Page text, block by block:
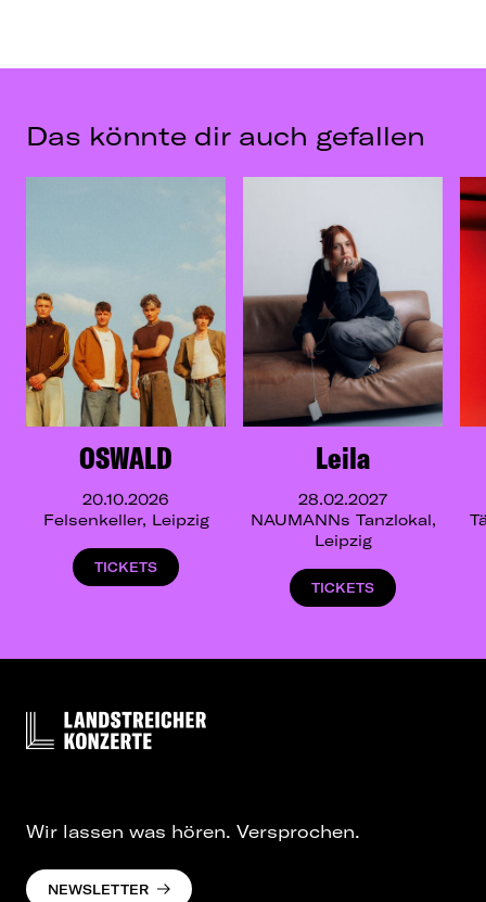
Das könnte dir auch gefallen
OSWALD
20.10.2026
Felsenkeller, Leipzig
TICKETS
Leila
28.02.2027
NAUMANNs Tanzlokal,
Leipzig
TICKETS
Wir lassen was hören. Versprochen.
NEWSLETTER